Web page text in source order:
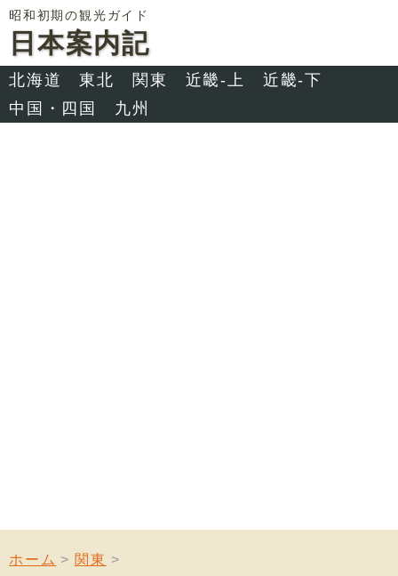
昭和初期の観光ガイド
日本案内記
北海道 東北 関東 近畿-上
近畿-下
中国・四国
九州
ホーム 関東